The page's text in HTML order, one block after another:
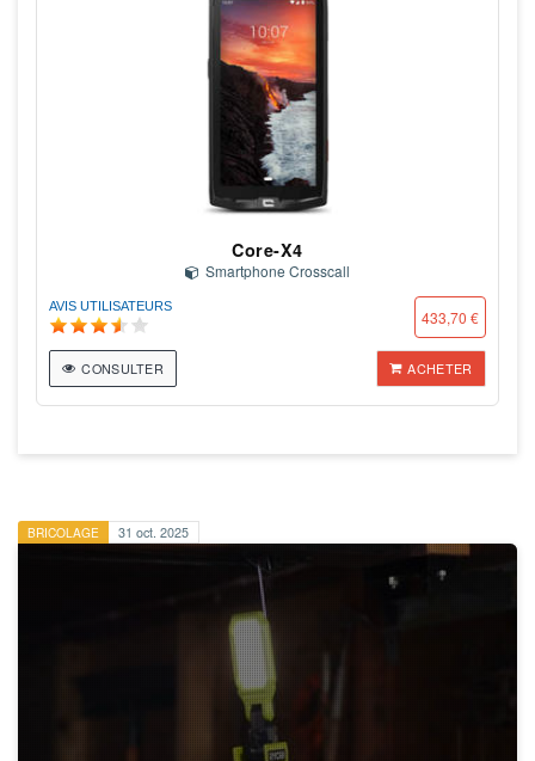
Core-X4
Smartphone Crosscall
AVIS UTILISATEURS
433,70 €
CONSULTER ACHETER
BRICOLAGE 31 oct. 2025